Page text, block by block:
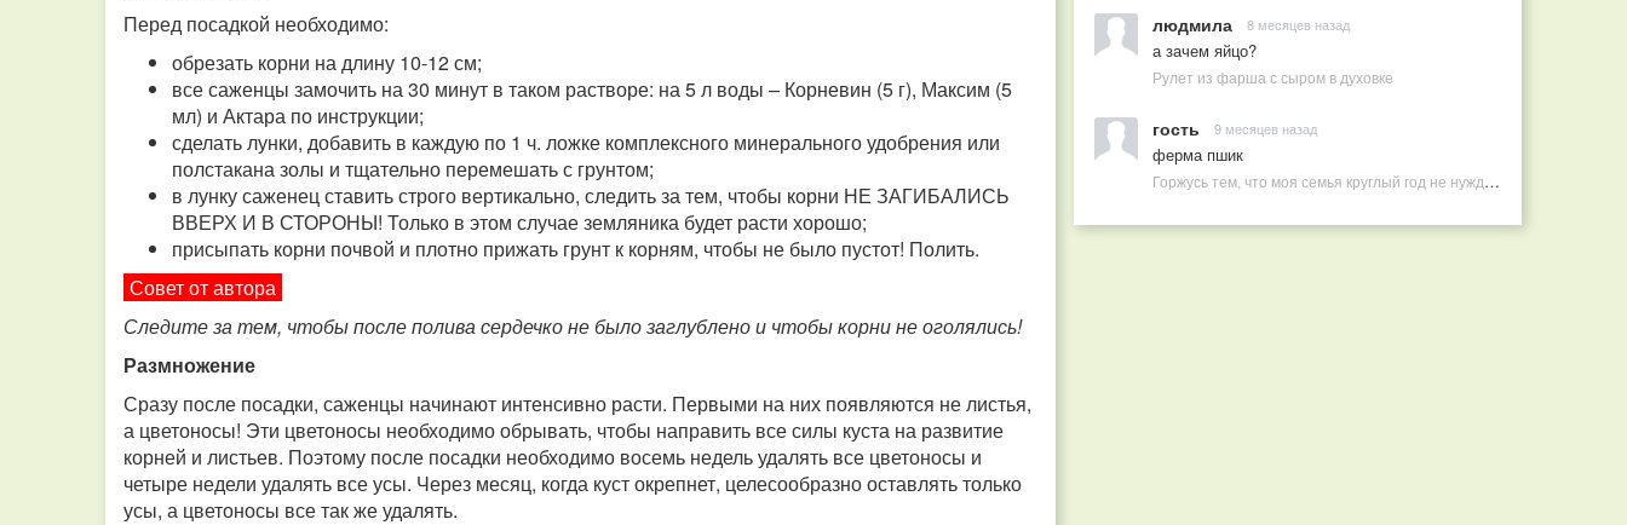
Перед посадкой необходимо:
обрезать корни на длину 10-12 см;
все саженцы замочить на 30 минут в таком растворе: на 5 л воды – Корневин (5 г), Максим (5
мл) и Актара по инструкции;
сделать лунки, добавить в каждую по 1 ч. ложке комплексного минерального удобрения или
полстакана золы и тщательно перемешать с грунтом;
в лунку саженец ставить строго вертикально, следить за тем, чтобы корни НЕ ЗАГИБАЛИСЬ
ВВЕРХ И В СТОРОНЫ! Только в этом случае земляника будет расти хорошо;
присыпать корни почвой и плотно прижать грунт к корням, чтобы не было пустот! Полить.
Совет от автора
Следите за тем, чтобы после полива сердечко не было заглублено и чтобы корни не оголялись!
Размножение
Сразу после посадки, саженцы начинают интенсивно расти. Первыми на них появляются не листья,
а цветоносы! Эти цветоносы необходимо обрывать, чтобы направить все силы куста на развитие
корней и листьев. Поэтому после посадки необходимо восемь недель удалять все цветоносы и
четыре недели удалять все усы. Через месяц, когда куст окрепнет, целесообразно оставлять только
усы, а цветоносы все так же удалять.
людмила 8 месяцев назад
а зачем яйцо?
Рулет из фарша с сыром в духовке
гость 9 месяцев назад
ферма пшик
Горжусь тем, что моя семья круглый год не нуждается в покупных витаминах